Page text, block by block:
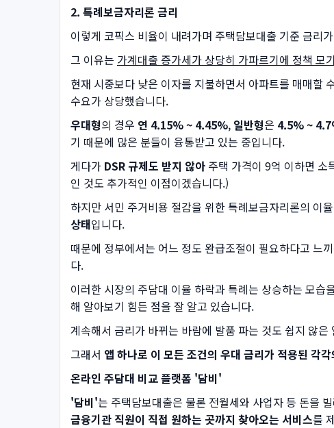
2. 특례보금자리론 금리
이렇게 코픽스 비율이 내려가며 주택담보대출 기준 금리
그 이유는 가계대출 증가세가 상당히 가파르기에 정책 모
현재 시중보다 낮은 이자를 지불하면서 아파트를 매매할
수요가 상당했습니다.
우대형의 경우 연 4.15% ~ 4.45%, 일반형은 4.5% ~
기 때문에 많은 분들이 융통받고 있는 중입니다.
게다가 DSR 규제도 받지 않아 주택 가격이 9억 이하면
인 것도 추가적인 이점이겠습니다.)
하지만 서민 주거비용 절감을 위한 특례보금자리론의 이
상태입니다.
때문에 정부에서는 어느 정도 완급조절이 필요하다고 느
다.
이러한 시장의 주담대 이율 하락과 특례는 상승하는 모
해 알아보기 힘든 점을 잘 알고 있습니다.
계속해서 금리가 바뀌는 바람에 발품 파는 것도 쉽지 않은
그래서 앱 하나로 이 모든 조건의 우대 금리가 적용된 각
온라인 주담대 비교 플랫폼 '담비'
'담비'는 주택담보대출은 물론 전월세와 사업자 등 돈을
금융기관 직원이 직접 원하는 곳까지 찾아오는 서비스를